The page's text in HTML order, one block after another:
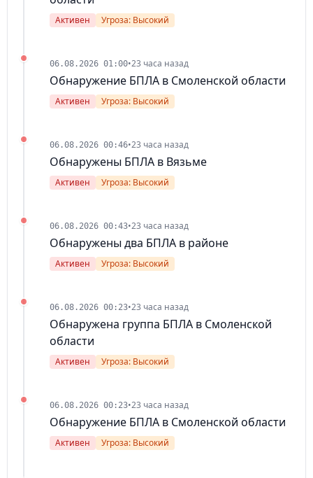
Активен Угроза: Высокий
06.08.2026 01:00•23 часа назад
Обнаружение БПЛА в Смоленской области
Активен Угроза: Высокий
06.08.2026 00:46•23 часа назад
Обнаружены БПЛА в Вязьме
Активен Угроза: Высокий
06.08.2026 00:43•23 часа назад
Обнаружены два БПЛА в районе
Активен Угроза: Высокий
06.08.2026 00:23•23 часа назад
Обнаружена группа БПЛА в Смоленской
области
Активен Угроза: Высокий
06.08.2026 00:23•23 часа назад
Обнаружение БПЛА в Смоленской области
Активен Угроза: Высокий